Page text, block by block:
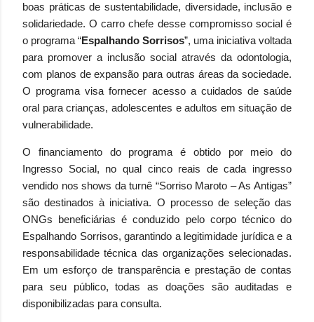
boas práticas de sustentabilidade, diversidade, inclusão e
solidariedade. O carro chefe desse compromisso social é
o programa “Espalhando Sorrisos”, uma iniciativa voltada
para promover a inclusão social através da odontologia,
com planos de expansão para outras áreas da sociedade.
O programa visa fornecer acesso a cuidados de saúde
oral para crianças, adolescentes e adultos em situação de
vulnerabilidade.
O financiamento do programa é obtido por meio do
Ingresso Social, no qual cinco reais de cada ingresso
vendido nos shows da turnê “Sorriso Maroto – As Antigas”
são destinados à iniciativa. O processo de seleção das
ONGs beneficiárias é conduzido pelo corpo técnico do
Espalhando Sorrisos, garantindo a legitimidade jurídica e a
responsabilidade técnica das organizações selecionadas.
Em um esforço de transparência e prestação de contas
para seu público, todas as doações são auditadas e
disponibilizadas para consulta.